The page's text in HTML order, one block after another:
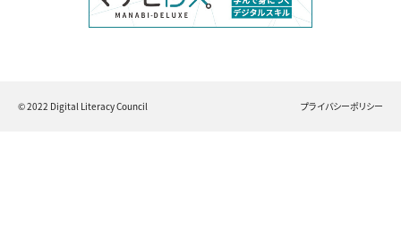
© 2022 Digital Literacy Council プライバシーポリシー